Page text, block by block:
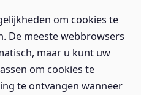
om cookies te
De meeste webbrowsers
maar u kunt uw
om cookies te
te ontvangen wanneer